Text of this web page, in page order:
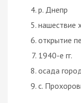
р. Днепр
нашествие
открытие
1940-е гг.
осада
с.